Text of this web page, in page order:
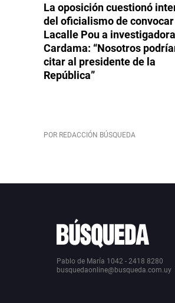
La oposición cuestionó
del oficialismo de convocar
Lacalle Pou a
Cardama: “Nosotros
citar al presidente de la
República”
POR REDACCIÓN BÚSQUEDA
Pablo de María 1042 - 2418 8280
busquedaonline@busqueda.com.uy